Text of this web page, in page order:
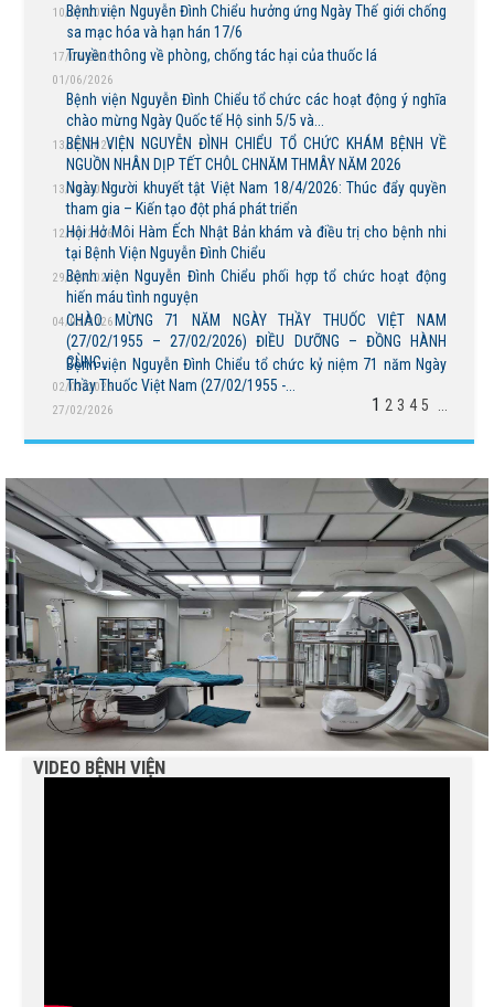
10/07/2026
Bệnh viện Nguyễn Đình Chiểu hưởng ứng Ngày Thế giới chống
sa mạc hóa và hạn hán 17/6
17/06/2026
Truyền thông về phòng, chống tác hại của thuốc lá
01/06/2026
Bệnh viện Nguyễn Đình Chiểu tổ chức các hoạt động ý nghĩa
chào mừng Ngày Quốc tế Hộ sinh 5/5 và...
13/05/2026
BỆNH VIỆN NGUYỄN ĐÌNH CHIỂU TỔ CHỨC KHÁM BỆNH VỀ
NGUỒN NHÂN DỊP TẾT CHÔL CHNĂM THMÂY NĂM 2026
13/04/2026
Ngày Người khuyết tật Việt Nam 18/4/2026: Thúc đẩy quyền
tham gia – Kiến tạo đột phá phát triển
12/04/2026
Hội Hở Môi Hàm Ếch Nhật Bản khám và điều trị cho bệnh nhi
tại Bệnh Viện Nguyễn Đình Chiểu
29/03/2026
Bệnh viện Nguyễn Đình Chiểu phối hợp tổ chức hoạt động
hiến máu tình nguyện
04/03/2026
CHÀO MỪNG 71 NĂM NGÀY THẦY THUỐC VIỆT NAM
(27/02/1955 – 27/02/2026) ĐIỀU DƯỠNG – ĐỒNG HÀNH
CÙNG...
02/03/2026
Bệnh viện Nguyễn Đình Chiểu tổ chức kỷ niệm 71 năm Ngày
Thầy Thuốc Việt Nam (27/02/1955 -...
27/02/2026 1 2 3 4 5
VIDEO BỆNH VIỆN